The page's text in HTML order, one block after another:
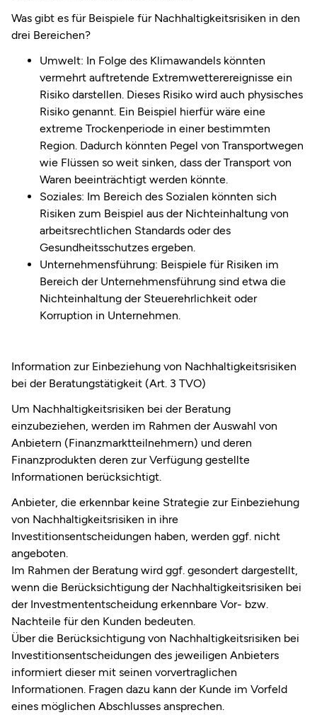
Was gibt es für Beispiele für Nachhaltigkeitsrisiken in den
drei Bereichen?
Umwelt: In Folge des Klimawandels könnten
vermehrt auftretende Extremwetterereignisse ein
Risiko darstellen. Dieses Risiko wird auch physisches
Risiko genannt. Ein Beispiel hierfür wäre eine
extreme Trockenperiode in einer bestimmten
Region. Dadurch könnten Pegel von Transportwegen
wie Flüssen so weit sinken, dass der Transport von
Waren beeinträchtigt werden könnte.
Soziales: Im Bereich des Sozialen könnten sich
Risiken zum Beispiel aus der Nichteinhaltung von
arbeitsrechtlichen Standards oder des
Gesundheitsschutzes ergeben.
Unternehmensführung: Beispiele für Risiken im
Bereich der Unternehmensführung sind etwa die
Nichteinhaltung der Steuerehrlichkeit oder
Korruption in Unternehmen.
Information zur Einbeziehung von Nachhaltigkeitsrisiken
bei der Beratungstätigkeit (Art. 3 TVO)
Um Nachhaltigkeitsrisiken bei der Beratung
einzubeziehen, werden im Rahmen der Auswahl von
Anbietern (Finanzmarktteilnehmern) und deren
Finanzprodukten deren zur Verfügung gestellte
Informationen berücksichtigt.
Anbieter, die erkennbar keine Strategie zur Einbeziehung
von Nachhaltigkeitsrisiken in ihre
Investitionsentscheidungen haben, werden ggf. nicht
angeboten.
Im Rahmen der Beratung wird ggf. gesondert dargestellt,
wenn die Berücksichtigung der Nachhaltigkeitsrisiken bei
der Investmententscheidung erkennbare Vor- bzw.
Nachteile für den Kunden bedeuten.
Über die Berücksichtigung von Nachhaltigkeitsrisiken bei
Investitionsentscheidungen des jeweiligen Anbieters
informiert dieser mit seinen vorvertraglichen
Informationen. Fragen dazu kann der Kunde im Vorfeld
eines möglichen Abschlusses ansprechen.